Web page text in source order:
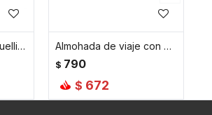
Almohada de viaje huellita gato - Gris Almohada de viaje con memoria y ajustable - Gris
$ 790
$ 672